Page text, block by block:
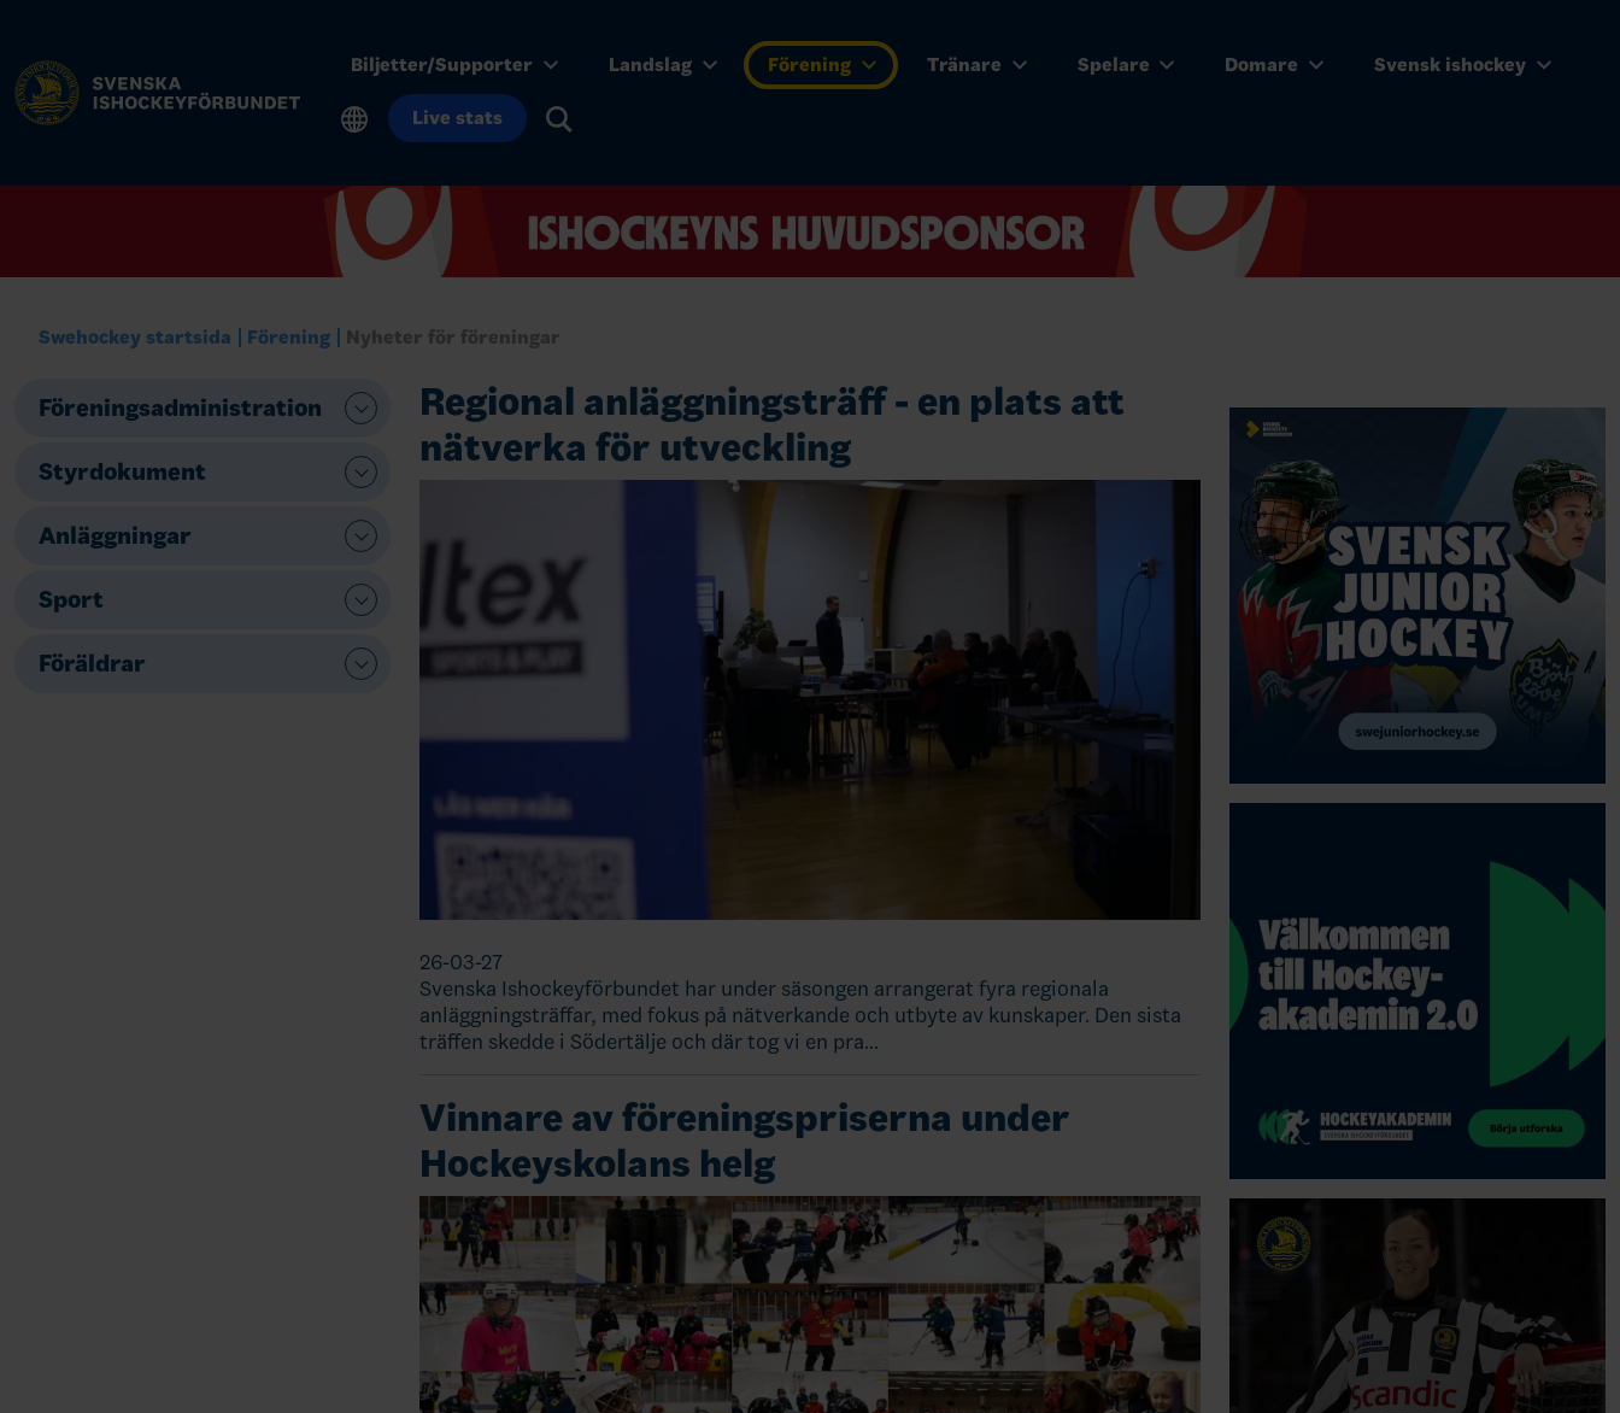
Biljetter/Supporter Landslag Förening Tränare Spelare Domare Svensk ishockey
Live stats
Swehockey startsida Förening Nyheter för föreningar
Föreningsadministration
Styrdokument
Anläggningar
Sport
Föräldrar
Regional anläggningsträff - en plats att
nätverka för utveckling
26-03-27
Svenska Ishockeyförbundet har under säsongen arrangerat fyra regionala
anläggningsträffar, med fokus på nätverkande och utbyte av kunskaper. Den sista
träffen skedde i Södertälje och där tog vi en pra…
Vinnare av föreningspriserna under
Hockeyskolans helg